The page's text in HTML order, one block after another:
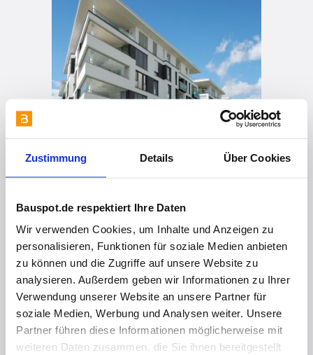
Zustimmung Details Über Cookies
Bauspot.de respektiert Ihre Daten
Wir verwenden Cookies, um Inhalte und Anzeigen zu
personalisieren, Funktionen für soziale Medien anbieten
zu können und die Zugriffe auf unsere Website zu
analysieren. Außerdem geben wir Informationen zu Ihrer
Verwendung unserer Website an unsere Partner für
soziale Medien, Werbung und Analysen weiter. Unsere
Partner führen diese Informationen möglicherweise mit
weiteren Daten zusammen, die Sie ihnen bereitgestellt
vor 4 Monaten
Höchster Brandschutz trifft auf frische Farbgebung 🌿